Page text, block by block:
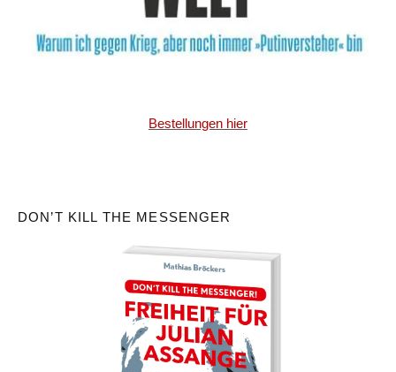
Bestellungen hier
DON’T KILL THE MESSENGER